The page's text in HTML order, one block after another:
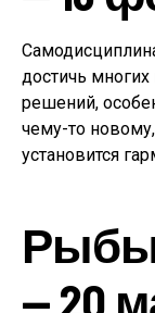
достичь
решений,
чему-то
установится
Рыбы
— 20